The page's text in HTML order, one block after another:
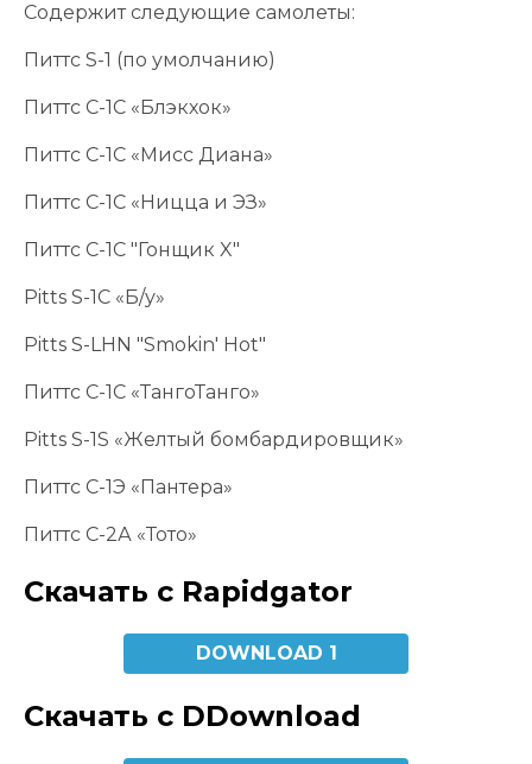
Содержит следующие самолеты:
Питтс S-1 (по умолчанию)
Питтс С-1С «Блэкхок»
Питтс С-1С «Мисс Диана»
Питтс С-1С «Ницца и ЭЗ»
Питтс С-1С "Гонщик X"
Pitts S-1C «Б/у»
Pitts S-LHN "Smokin' Hot"
Питтс С-1С «ТангоТанго»
Pitts S-1S «Желтый бомбардировщик»
Питтс С-1Э «Пантера»
Питтс С-2А «Тото»
Скачать с Rapidgator
DOWNLOAD 1
Скачать с DDownload